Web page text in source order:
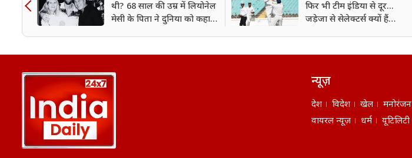
थी? 68 साल की उम्र में लियोनेल
मेसी के पिता ने दुनिया को कहा
फिर भी टीम इंडिया से दूर...
जड़ेजा से सेलेक्टर्स क्यों हैं
न्यूज़
देश विदेश खेल मनोरंजन
वायरल न्यूज़
धर्म यूटिलिटी